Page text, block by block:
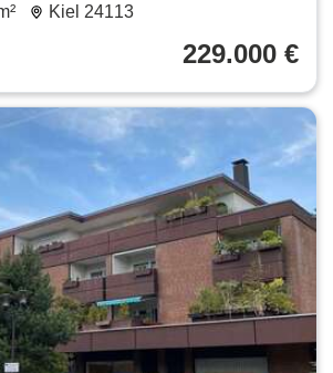
Kiel 24113
229.000 €